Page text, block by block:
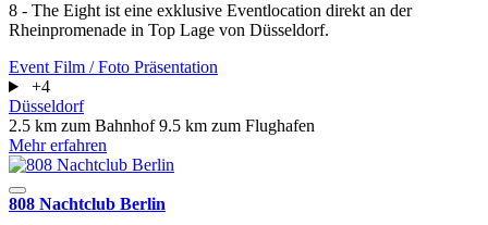
8 - The Eight ist eine exklusive Eventlocation direkt an der
Rheinpromenade in Top Lage von Düsseldorf.
Event Film / Foto Präsentation
+4
Düsseldorf
2.5 km zum Bahnhof9.5 km zum Flughafen
Mehr erfahren
808 Nachtclub Berlin